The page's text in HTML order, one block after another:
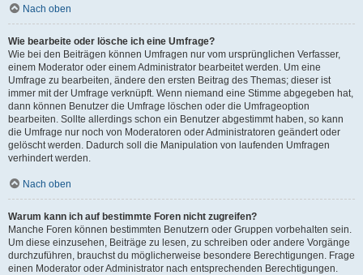
Nach oben
Wie bearbeite oder lösche ich eine Umfrage?
Wie bei den Beiträgen können Umfragen nur vom ursprünglichen Verfasser,
einem Moderator oder einem Administrator bearbeitet werden. Um eine
Umfrage zu bearbeiten, ändere den ersten Beitrag des Themas; dieser ist
immer mit der Umfrage verknüpft. Wenn niemand eine Stimme abgegeben hat,
dann können Benutzer die Umfrage löschen oder die Umfrageoption
bearbeiten. Sollte allerdings schon ein Benutzer abgestimmt haben, so kann
die Umfrage nur noch von Moderatoren oder Administratoren geändert oder
gelöscht werden. Dadurch soll die Manipulation von laufenden Umfragen
verhindert werden.
Nach oben
Warum kann ich auf bestimmte Foren nicht zugreifen?
Manche Foren können bestimmten Benutzern oder Gruppen vorbehalten sein.
Um diese einzusehen, Beiträge zu lesen, zu schreiben oder andere Vorgänge
durchzuführen, brauchst du möglicherweise besondere Berechtigungen. Frage
einen Moderator oder Administrator nach entsprechenden Berechtigungen.